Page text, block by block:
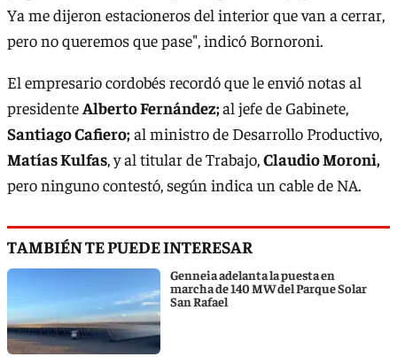
Ya me dijeron estacioneros del interior que van a cerrar,
pero no queremos que pase", indicó Bornoroni.
El empresario cordobés recordó que le envió notas al
presidenteAlberto Fernández;al jefe de Gabinete,
Santiago Cafiero;al ministro de Desarrollo Productivo,
Matías Kulfas, y al titular de Trabajo,Claudio Moroni,
pero ninguno contestó, según indica un cable de NA.
TAMBIÉN TE PUEDE INTERESAR
Genneia adelanta la puesta en
marcha de 140 MW del Parque Solar
San Rafael